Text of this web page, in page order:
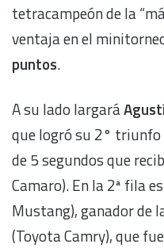
tetracampeón de la
ventaja en el
puntos.
A su lado largará
que logró su 2° triunfo
de 5 segundos que
Camaro). En la 2ª fila
Mustang), ganador de
(Toyota Camry), que